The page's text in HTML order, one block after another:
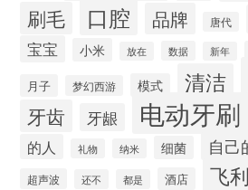
刷毛 口腔 品牌 唐代
宝宝 小米 放在 数据 新年
月子 梦幻西游 模式 清洁
牙齿 牙龈 电动牙刷
的人 礼物 纳米 细菌 自己
超声波 还不 都是 酒店 飞